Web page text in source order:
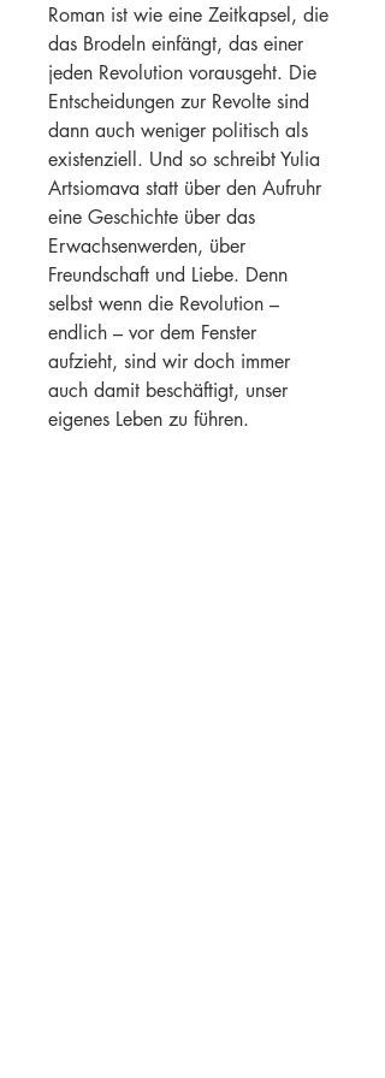
Roman ist wie eine Zeitkapsel, die
das Brodeln einfängt, das einer
jeden Revolution vorausgeht. Die
Entscheidungen zur Revolte sind
dann auch weniger politisch als
existenziell. Und so schreibt Yulia
Artsiomava statt über den Aufruhr
eine Geschichte über das
Erwachsenwerden, über
Freundschaft und Liebe. Denn
selbst wenn die Revolution –
endlich – vor dem Fenster
aufzieht, sind wir doch immer
auch damit beschäftigt, unser
eigenes Leben zu führen.